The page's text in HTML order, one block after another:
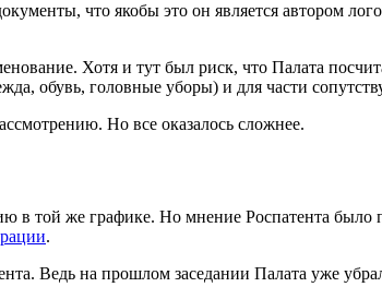
что якобы это он является автором
Хотя и тут был риск, что Палата
обувь, головные уборы) и для части
Но все оказалось сложнее.
в той же графике. Но мнение Роспатента
.
Ведь на прошлом заседании Палата уже